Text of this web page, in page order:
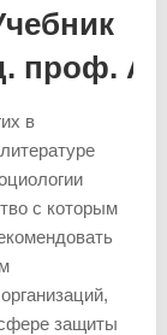
проф. А.
в
с которым
защиты